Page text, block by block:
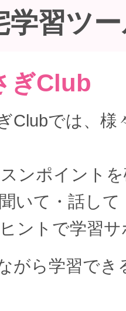
学習ツ
ぎClub
Clubでは、様
ンポイント
いて・話して
ントで学習
がら学習でき